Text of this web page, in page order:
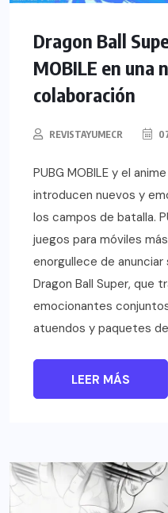
Dragon Ball
MOBILE en una
colaboración
REVISTAYUMECR
PUBG MOBILE y el
introducen nuevos y
los campos de batalla.
juegos para móviles
enorgullece de
Dragon Ball Super, que
emocionantes
atuendos y paquetes
LEER MÁS